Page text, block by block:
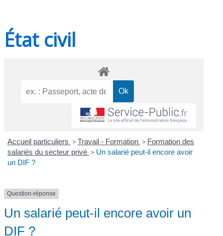
État civil
Accueil particuliers > Travail - Formation > Formation des
salariés du secteur privé > Un salarié peut-il encore avoir
un DIF ?
Question-réponse
Un salarié peut-il encore avoir un
DIF ?